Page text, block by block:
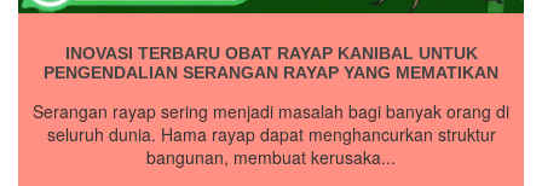
INOVASI TERBARU OBAT RAYAP KANIBAL UNTUK
PENGENDALIAN SERANGAN RAYAP YANG MEMATIKAN
Serangan rayap sering menjadi masalah bagi banyak orang di
seluruh dunia. Hama rayap dapat menghancurkan struktur
bangunan, membuat kerusaka...